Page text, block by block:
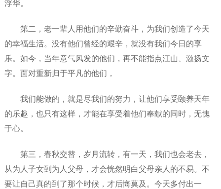
浮华。
第二，老一辈人用他们的辛勤奋斗，为我们创造了今天
的幸福生活。没有他们曾经的艰辛，就没有我们今日的享
乐。如今，当年意气风发的他们，再不能指点江山、激扬文
字。面对重新归于平凡的他们，
我们能做的，就是尽我们的努力，让他们享受颐养天年
的乐趣，也只有这样，才能在享受着他们奉献的同时，无愧
于心。
第三，春秋交替，岁月流转，有一天，我们也会老去，
从为人子女到为人父母，才会恍然明白父母亲人的不易。不
要让自己真的到了那个时候，才后悔莫及。今天多付出一